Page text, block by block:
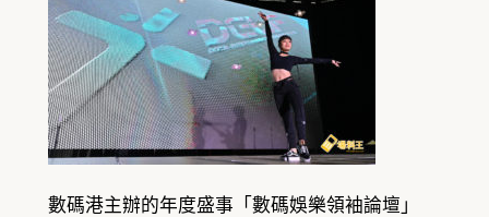
數碼港主辦的年度盛事「數碼娛樂領袖論壇」